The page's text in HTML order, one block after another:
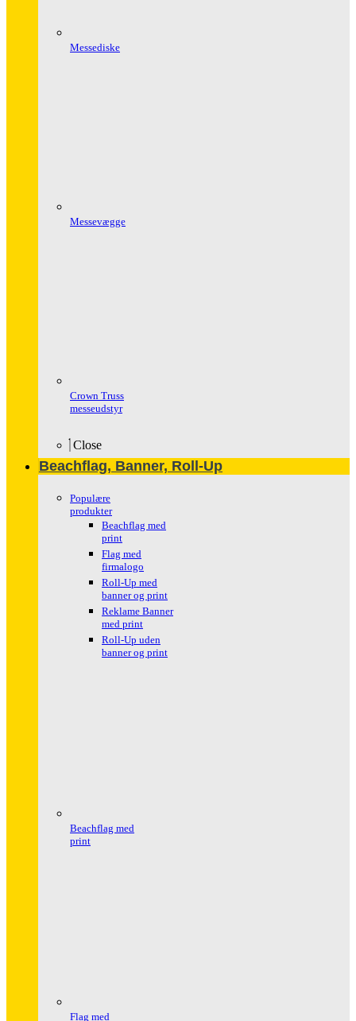
Messediske
Messevægge
Crown Truss
messeudstyr
Close
Beachflag, Banner, Roll-Up
Populære
produkter
Beachflag med
print
Flag med
firmalogo
Roll-Up med
banner og print
Reklame Banner
med print
Roll-Up uden
banner og print
Beachflag med
print
Flag med